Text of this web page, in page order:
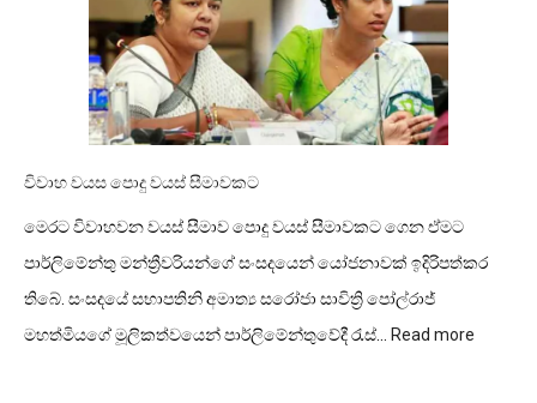
මිරර්
පුවත්
සේවය
නවතී.
විවාහ වයස පොදු වයස් සීමාවකට
මෙරට විවාහවන වයස් සීමාව පොදු වයස් සීමාවකට ගෙන ඒමට
පාර්ලිමේන්තු මන්ත්‍රීවරියන්ගේ සංසදයෙන් යෝජනාවක් ඉදිරිපත්කර
තිබේ. සංසදයේ සභාපතිනි අමාත්‍ය සරෝජා සාවිත්‍රි පෝල්රාජ්
මහත්මියගේ මූලිකත්වයෙන් පාර්ලිමේන්තුවේදී රැස්…
Read more